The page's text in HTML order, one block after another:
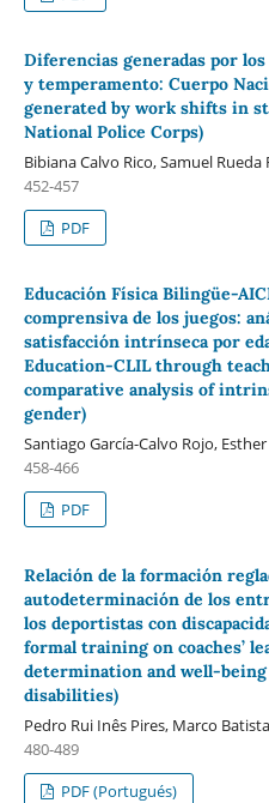
Diferencias generadas por
y temperamento: Cuerpo
generated by work shifts in
National Police Corps)
Bibiana Calvo Rico, Samuel
452-457
PDF
Educación Física Bilingüe-
comprensiva de los juegos:
satisfacción intrínseca por
Education-CLIL through
comparative analysis of
gender)
Santiago García-Calvo Rojo,
458-466
PDF
Relación de la formación
autodeterminación de los
los deportistas con
formal training on coaches’
determination and well-
disabilities)
Pedro Rui Inês Pires, Marco
480-489
PDF (Portugués)